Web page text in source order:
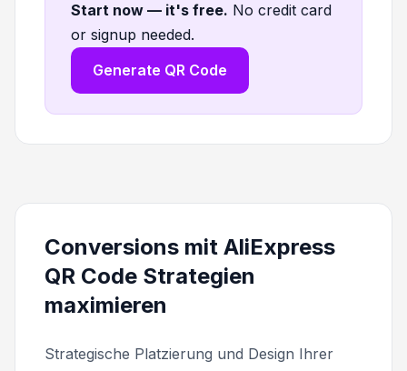
Start now — it's free. No credit card
or signup needed.
Generate QR Code
Conversions mit AliExpress
QR Code Strategien
maximieren
Strategische Platzierung und Design Ihrer